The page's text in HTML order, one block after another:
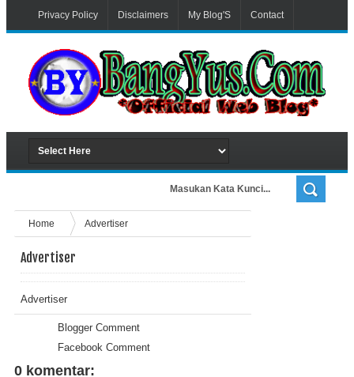
Privacy Policy Disclaimers My Blog'S Contact
Home Advertiser
Advertiser
Advertiser
Blogger Comment
Facebook Comment
0 komentar: